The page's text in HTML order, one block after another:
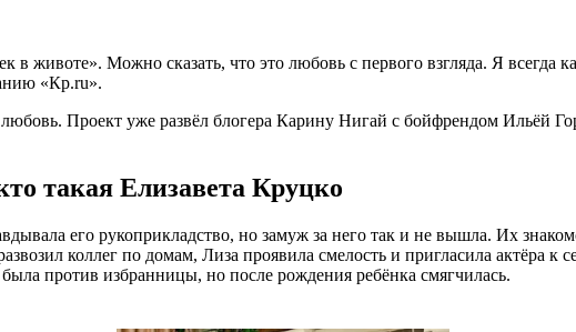
животе». Можно сказать, что это любовь с первого взгляда. Я всегда
«Кp.ru».
Проект уже развёл блогера Карину Нигай с бойфрендом Ильёй
такая Елизавета Круцко
его рукоприкладство, но замуж за него так и не вышла. Их
коллег по домам, Лиза проявила смелость и пригласила актёра к
против избранницы, но после рождения ребёнка смягчилась.